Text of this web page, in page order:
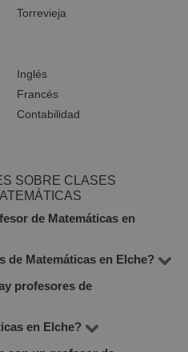
Torrevieja
Inglés
Francés
Contabilidad
SOBRE CLASES
de Matemáticas en
encontrarás 12
en la ciudad de
el precio por hora,
experiencia y formación.
que ofrezcan una
de Matemáticas en Elche?
según el nivel, experiencia
u online. En promedio,
y 30 €/hora.
profesores de
encontrar docentes en la
También puedes elegir
en Elche?